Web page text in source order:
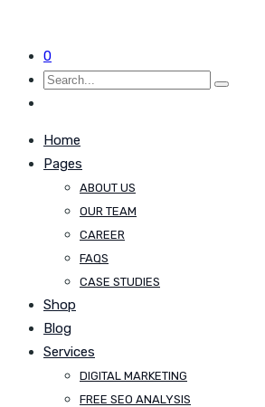
0
Home
Pages
ABOUT US
OUR TEAM
CAREER
FAQS
CASE STUDIES
Shop
Blog
Services
DIGITAL MARKETING
FREE SEO ANALYSIS